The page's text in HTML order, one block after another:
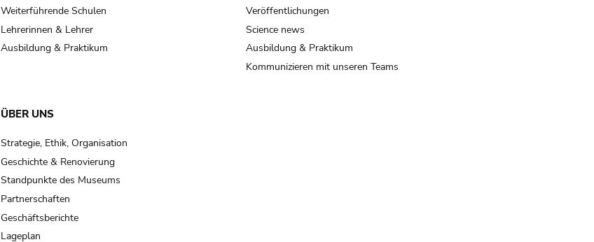
Weiterführende Schulen
Lehrerinnen & Lehrer
Ausbildung & Praktikum
Veröffentlichungen
Science news
Ausbildung & Praktikum
Kommunizieren mit unseren Teams
ÜBER UNS
Strategie, Ethik, Organisation
Geschichte & Renovierung
Standpunkte des Museums
Partnerschaften
Geschäftsberichte
Lageplan